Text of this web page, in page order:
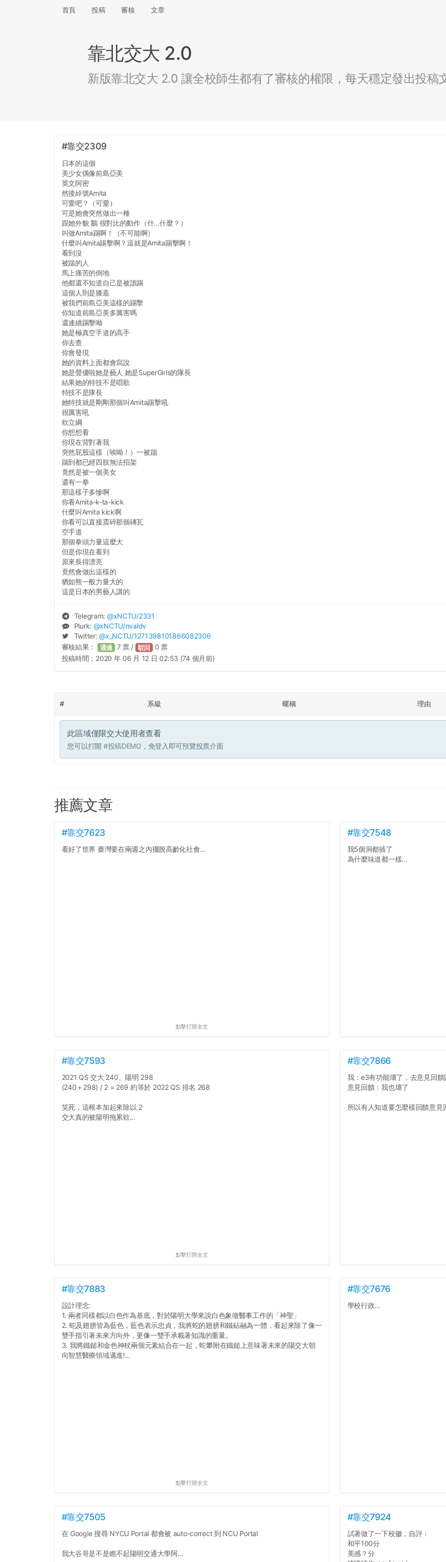
首頁 投稿 審核 文章
靠北交大 2.0
新版靠北交大 2.0 讓全校師生都有了審核的權限，每天穩定發出投稿
#靠交2309
日本的這個
美少女偶像前島亞美
英文阿密
然後綽號Amita
可愛吧？（可愛）
可是她會突然做出一種
跟她外貌 鵝 很對比的動作（什...什麼？）
叫做Amita踢啊！（不可能啊）
什麼叫Amita踢擊啊？這就是Amita踢擊啊！
看到沒
被踹的人
馬上痛苦的倒地
他都還不知道自己是被誰踢
這個人則是膝蓋
被我們前島亞美這樣的踢擊
你知道前島亞美多厲害嗎
還連續踢擊呦
她是極真空手道的高手
你去查
你會發現
她的資料上面都會寫說
她是聲優啦她是藝人 她是SuperGirls的隊長
結果她的特技不是唱歌
特技不是隊長
她特技就是剛剛那個叫Amita踢擊吼
很厲害吼
欸立綱
你想想看
你現在背對著我
突然屁股這樣（唉呦！）一被踹
踹到都已經四肢無法招架
竟然是被一個美女
還有一拳
那這樣子多慘啊
你看Amita-k-ta-kick
什麼叫Amita kick啊
你看可以直接震碎那個磚瓦
空手道
那個拳頭力量這麼大
但是你現在看到
原來長得漂亮
竟然會做出這樣的
猶如熊一般力量大的
這是日本的男藝人講的
Telegram: @xNCTU/2331
Plurk: @xNCTU/nvaldv
Twitter:@x_NCTU/1271398101866082306
審核結果： 通過 7票 / 駁回 0 票
投稿時間： 2020 年 06 月 12 日 02:53 (74 個月前)
# 系級 暱稱 理由
此區域僅限交大使用者查看
您可以打開 #投稿DEMO ，免登入即可預覽投票介面
推薦文章
#靠交7623
看好了世界 臺灣要在兩週之內擺脫高齡化社會...
點擊打開全文
#靠交7548
我5個洞都插了
為什麼味道都一樣...
#靠交7593
2021 QS 交大 240、陽明 298
(240＋298) / 2 = 269 約等於 2022 QS 排名 268
笑死，這根本加起來除以 2
交大真的被陽明拖累欸...
點擊打開全文
#靠交7866
我：e3有功能壞了，去意見回饋
意見回饋：我也壞了
所以有人知道要怎麼樣回饋意見
#靠交7883
設計理念:
1. 兩者同樣都以白色作為基底，對於陽明大學來說白色象徵醫事工作的「神聖」
2. 蛇及翅膀皆為藍色，藍色表示忠貞，我將蛇的翅膀和鐵砧融為一體，看起來除了像一
雙手指引著未來方向外，更像一雙手承載著知識的重量。
3. 我將鐵鎚和金色神杖兩個元素結合在一起，蛇攀附在鐵鎚上意味著未來的陽交大朝
向智慧醫療領域邁進!...
點擊打開全文
#靠交7676
學校行政...
#靠交7505
在 Google 搜尋 NYCU Portal 都會被 auto-correct 到 NCU Portal
我大谷哥是不是瞧不起陽明交通大學阿...
#靠交7924
試著做了一下校徽，自評：
和平100分
美感？分